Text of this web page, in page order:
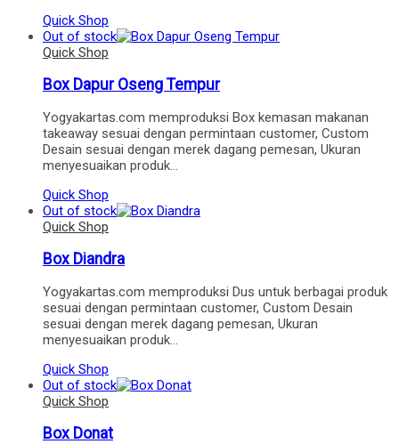
Quick Shop
Out of stock
Quick Shop
Box Dapur Oseng Tempur
Yogyakartas.com memproduksi Box kemasan makanan
takeaway sesuai dengan permintaan customer, Custom
Desain sesuai dengan merek dagang pemesan, Ukuran
menyesuaikan produk…
Quick Shop
Out of stock
Quick Shop
Box Diandra
Yogyakartas.com memproduksi Dus untuk berbagai produk
sesuai dengan permintaan customer, Custom Desain
sesuai dengan merek dagang pemesan, Ukuran
menyesuaikan produk…
Quick Shop
Out of stock
Quick Shop
Box Donat